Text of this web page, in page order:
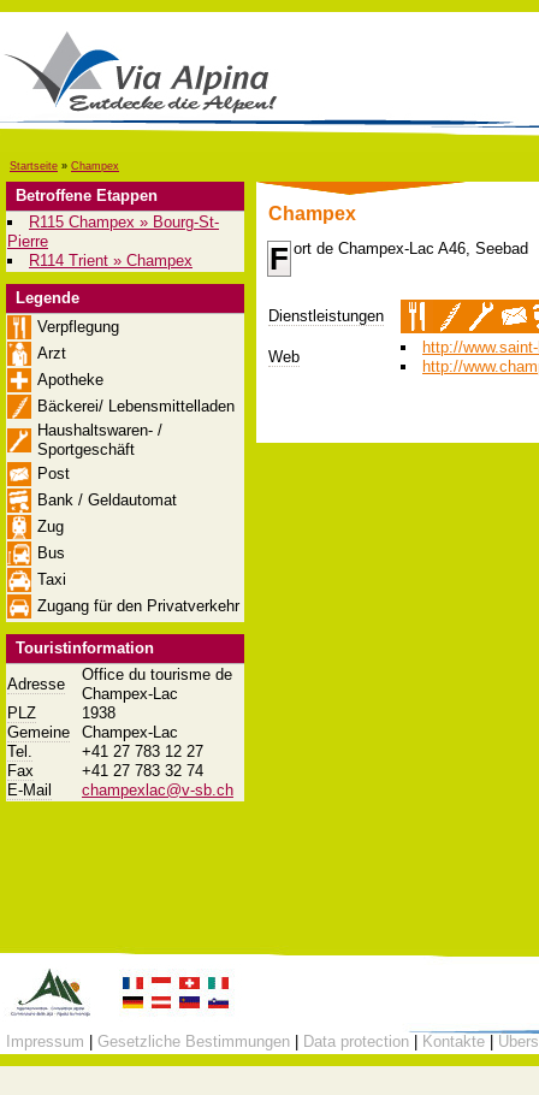
Startseite » Champex
Betroffene Etappen
R115 Champex » Bourg-St-
Pierre
R114 Trient » Champex
Legende
Verpflegung
Arzt
Apotheke
Bäckerei/ Lebensmittelladen
Haushaltswaren- /
Sportgeschäft
Post
Bank / Geldautomat
Zug
Bus
Taxi
Zugang für den Privatverkehr
Touristinformation
Adresse
Office du tourisme de
Champex-Lac
PLZ
1938
Gemeine
Champex-Lac
Tel.
+41 27 783 12 27
Fax
+41 27 783 32 74
E-Mail
champexlac@v-sb.ch
Champex
F ort de Champex-Lac A46, Seebad
Dienstleistungen
Web
http://
http://
Impressum Gesetzliche Bestimmungen Data protection Kontakte